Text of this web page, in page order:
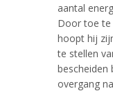
aantal
Door toe te
hoopt hij
te stellen
bescheiden
overgang